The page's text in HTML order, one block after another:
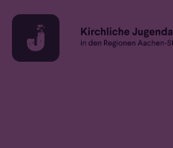
Zum Inhalt springen